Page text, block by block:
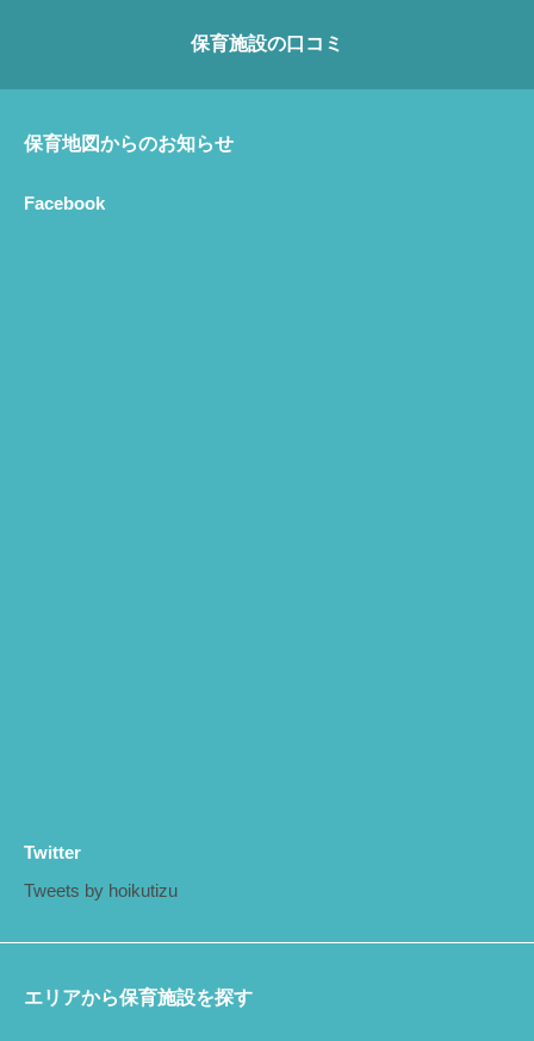
保育施設の口コミ
保育地図からのお知らせ
Facebook
Twitter
Tweets by hoikutizu
エリアから保育施設を探す